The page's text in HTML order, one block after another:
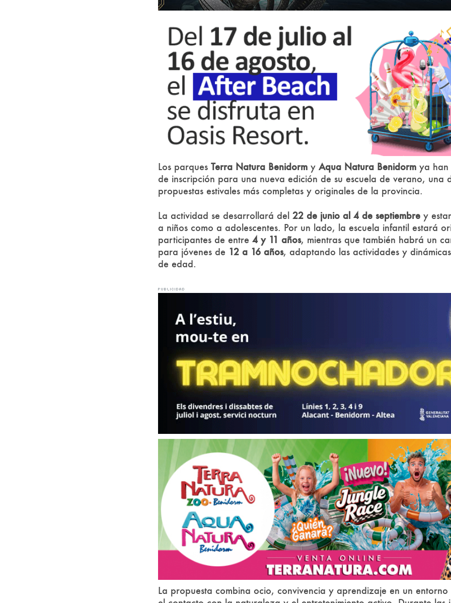
Los parques Terra Natura Benidorm y Aqua Natura Benidorm ya
de inscripción para una nueva edición de su escuela de verano, una
propuestas estivales más completas y originales de la provincia.
La actividad se desarrollará del 22 de junio al 4 de septiembre y
a niños como a adolescentes. Por un lado, la escuela infantil estará
participantes de entre 4 y 11 años, mientras que también habrá un
para jóvenes de 12 a 16 años, adaptando las actividades y
de edad.
La propuesta combina ocio, convivencia y aprendizaje en un